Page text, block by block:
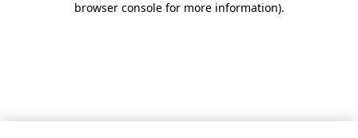
browser console for more information).